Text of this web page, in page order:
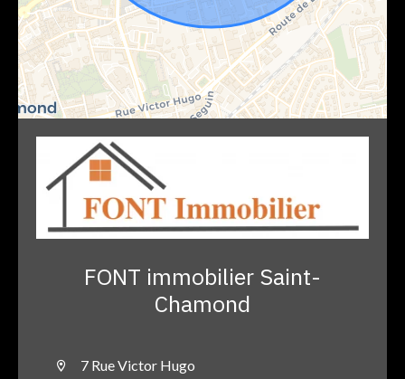
FONT immobilier Saint-
Chamond
7 Rue Victor Hugo